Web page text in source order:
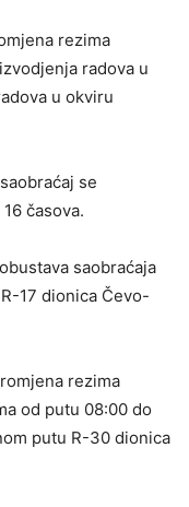
rezima
radova u
u okviru
se
časova.
saobraćaja
17 dionica Čevo-
rezima
od putu 08:00 do
putu R-30 dionica